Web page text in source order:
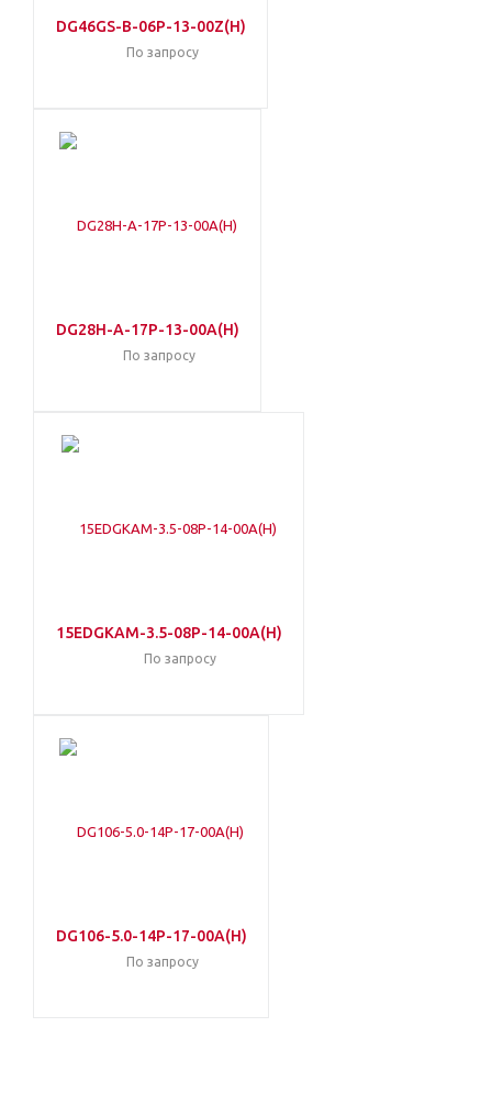
DG46GS-B-06P-13-00Z(H)
По запросу
DG28H-A-17P-13-00A(H)
По запросу
15EDGKAM-3.5-08P-14-00A(H)
По запросу
DG106-5.0-14P-17-00A(H)
По запросу